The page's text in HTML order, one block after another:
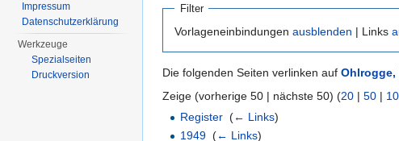
Filter
Vorlageneinbindungen ausblenden | Links
Die folgenden Seiten verlinken auf Ohlrogge,
Zeige (vorherige 50 | nächste 50) (20 | 50 |
Register (← Links)
1949 (← Links)
Impressum
Datenschutzerklärung
Werkzeuge
Spezialseiten
Druckversion